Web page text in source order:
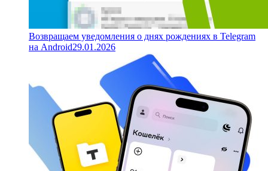
Возвращаем уведомления о днях рождениях в Telegram
на Android29.01.2026